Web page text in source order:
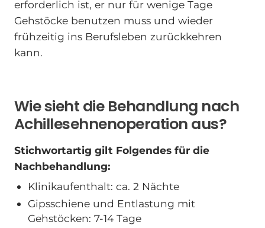
erforderlich ist, er nur für wenige Tage
Gehstöcke benutzen muss und wieder
frühzeitig ins Berufsleben zurückkehren
kann.
Wie sieht die Behandlung nach
Achillesehnenoperation aus?
Stichwortartig gilt Folgendes für die
Nachbehandlung:
Klinikaufenthalt: ca. 2 Nächte
Gipsschiene und Entlastung mit
Gehstöcken: 7-14 Tage